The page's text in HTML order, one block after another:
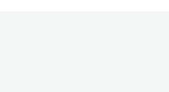
hviezdičiek.